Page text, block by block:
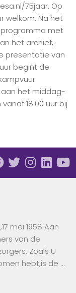
75jaar. Op
welkom. Na het
programma met
het archief,
presentatie van
begint de
aan het middag-
18.00 uur bij
mei 1958 Aan
van de
Zoals U
hebt,is de …